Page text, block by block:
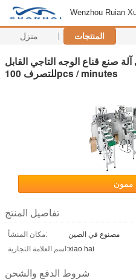
Wenzhou Ruian
منزل المنتجات
صنع قناع الوجه التاجي القابل
للتصرف 100pcs / minutes
ممون
تفاصيل المنتج
مكان المنشأ:
مصنوع في الصين
اسم العلامة التجارية:xiao hai
شروط الدفع والشحن